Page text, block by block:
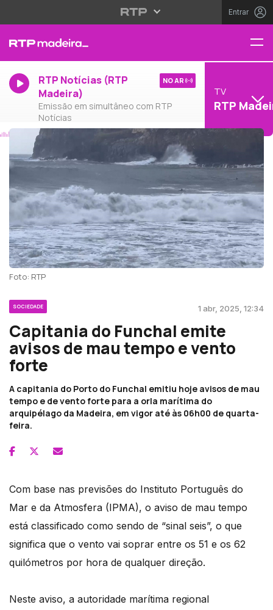
Entrar
RTP Notícias (RTP
Madeira)
Emissão em simultâneo com RTP
Notícias
NO AR
TV
RTP
Foto: RTP
SOCIEDADE 1 abr, 2025, 12:34
Capitania do Funchal emite
avisos de mau tempo e vento
forte
A capitania do Porto do Funchal emitiu hoje avisos de mau
tempo e de vento forte para a orla marítima do
arquipélago da Madeira, em vigor até às 06h00 de quarta-
feira.
Com base nas previsões do Instituto Português do
Mar e da Atmosfera (IPMA), o aviso de mau tempo
está classificado como sendo de “sinal seis”, o que
significa que o vento vai soprar entre os 51 e os 62
quilómetros por hora de qualquer direção.
Neste aviso, a autoridade marítima regional